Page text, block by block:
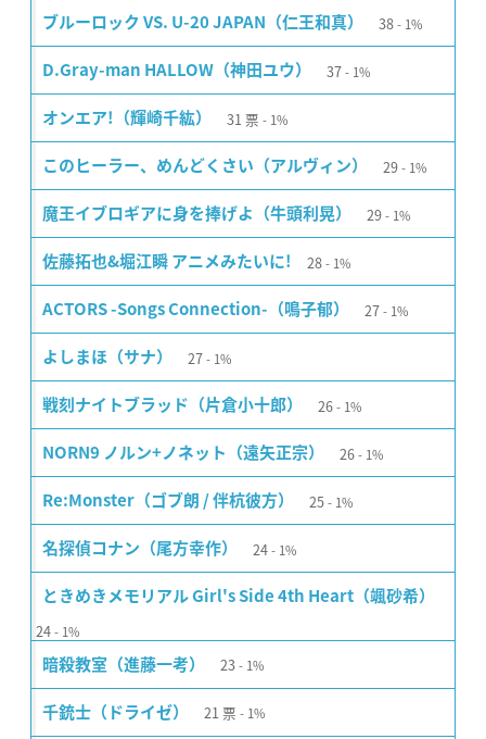
ブルーロック VS. U-20 JAPAN（仁王和真） 38 1%
D.Gray-man HALLOW（神田ユウ） 37 1%
オンエア!（輝崎千紘） 31 票 1%
このヒーラー、めんどくさい（アルヴィン） 29 1%
魔王イブロギアに身を捧げよ（牛頭利晃） 29 1%
佐藤拓也&堀江瞬 アニメみたいに! 28 1%
ACTORS -Songs Connection-（鳴子郁） 27 1%
よしまほ（サナ） 27 1%
戦刻ナイトブラッド（片倉小十郎） 26 1%
NORN9 ノルン+ノネット（遠矢正宗） 26 1%
Re:Monster（ゴブ朗 / 伴杭彼方） 25 1%
名探偵コナン（尾方幸作） 24 1%
ときめきメモリアル Girl's Side 4th Heart（颯砂希）
24 1%
暗殺教室（進藤一考） 23 1%
千銃士（ドライゼ） 21 票 1%